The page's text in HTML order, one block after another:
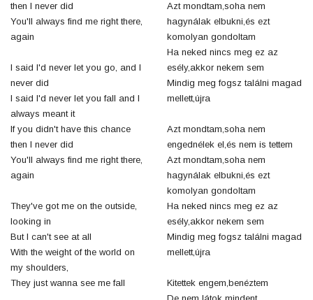
then I never did
You'll always find me right there,
again
I said I'd never let you go, and I
never did
I said I'd never let you fall and I
always meant it
If you didn't have this chance
then I never did
You'll always find me right there,
again
They've got me on the outside,
looking in
But I can't see at all
With the weight of the world on
my shoulders,
They just wanna see me fall
Azt mondtam,soha nem
hagynálak elbukni,és ezt
komolyan gondoltam
Ha neked nincs meg ez az
esély,akkor nekem sem
Mindig meg fogsz találni magad
mellett,újra
Azt mondtam,soha nem
engednélek el,és nem is tettem
Azt mondtam,soha nem
hagynálak elbukni,és ezt
komolyan gondoltam
Ha neked nincs meg ez az
esély,akkor nekem sem
Mindig meg fogsz találni magad
mellett,újra
Kitettek engem,benéztem